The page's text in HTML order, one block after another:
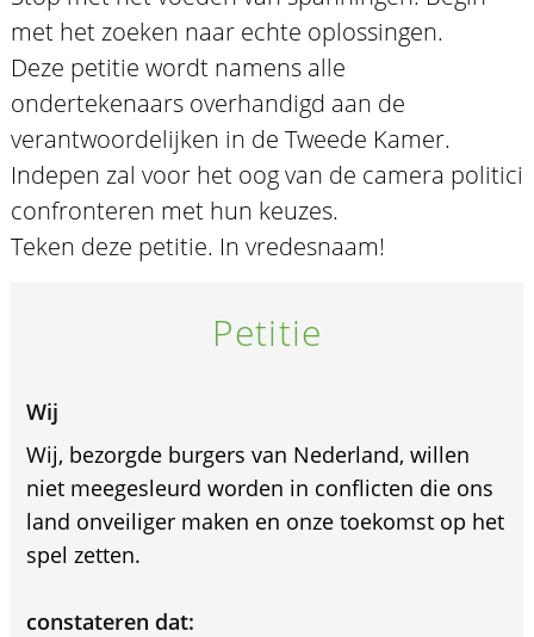
met het zoeken naar echte oplossingen.
Deze petitie wordt namens alle
ondertekenaars overhandigd aan de
verantwoordelijken in de Tweede Kamer.
Indepen zal voor het oog van de camera politici
confronteren met hun keuzes.
Teken deze petitie. In vredesnaam!
Petitie
Wij
Wij, bezorgde burgers van Nederland, willen
niet meegesleurd worden in conflicten die ons
land onveiliger maken en onze toekomst op het
spel zetten.
constateren dat: